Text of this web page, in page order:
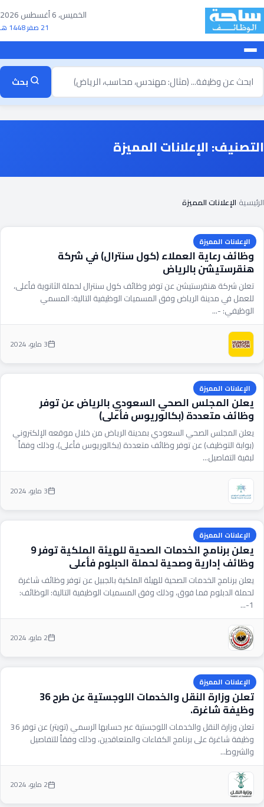
تخطى
إلى
المحتوى
الخميس، 6 أغسطس 2026
21 صفر 1448 هـ
ابحث
بحث
التصنيف:الإعلانات المميزة
الرئيسية الإعلانات المميزة
الإعلانات المميزة
وظائف رعاية العملاء (كول سنترال) في شركة
هنقرستيشن بالرياض
تعلن شركة هنقرستيشن عن توفر وظائف كول سنترال لحملة الثانوية فأعلى،
للعمل في مدينة الرياض وفق المسميات الوظيفية التالية: المسمي
الوظيفي: ­-...
3 مايو، 2024
الإعلانات المميزة
يعلن المجلس الصحي السعودي بالرياض عن توفر
وظائف متعددة (بكالوريوس فأعلى)
يعلن المجلس الصحي السعودي بمدينة الرياض من خلال موقعه الإلكتروني
(بوابة التوظيف) عن توفر وظائف متعددة (بكالوريوس فأعلى)، وذلك وفقاً
لبقية التفاصيل...
3 مايو، 2024
الإعلانات المميزة
يعلن برنامج الخدمات الصحية للهيئة الملكية توفر 9
وظائف إدارية وصحية لحملة الدبلوم فأعلى
يعلن برنامج الخدمات الصحية للهيئة الملكية بالجبيل عن توفر وظائف شاغرة
لحملة الدبلوم فما فوق، وذلك وفق المسميات الوظيفية التالية: الوظائف:
1-...
2 مايو، 2024
الإعلانات المميزة
تعلن وزارة النقل والخدمات اللوجستية‬⁩ عن طرح 36
وظيفة شاغرة.
تعلن وزارة النقل والخدمات اللوجستية عبر حسابها الرسمي (تويتر) عن توفر 36
وظيفة شاغرة على برنامج الكفاءات والمتعاقدين، وذلك وفقاً للتفاصيل
والشروط...
2 مايو، 2024